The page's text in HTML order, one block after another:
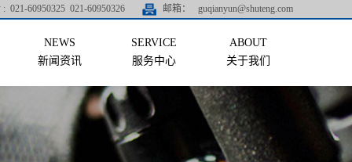
: 021-60950325 021-60950326 邮箱： guqianyun@shuteng.com
新闻资讯 服务中心 关于我们